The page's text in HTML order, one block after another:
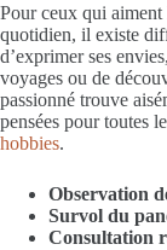
Pour ceux qui aiment
quotidien, il existe
d’exprimer ses
voyages ou de
passionné trouve
pensées pour toutes
hobbies.
Observation
Survol du
Consultation